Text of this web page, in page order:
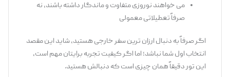
می‌ خواهند نوروزی متفاوت و ماندگار داشته باشند، نه
صرفاً تعطیلاتی معمولی
اگر صرفاً به ‌دنبال ارزان ‌ترین سفر خارجی هستید، شاید این مقصد
انتخاب اول شما نباشد؛ اما اگر کیفیت تجربه برایتان مهم است،
این تور دقیقاً همان چیزی است که دنبالش هستید.